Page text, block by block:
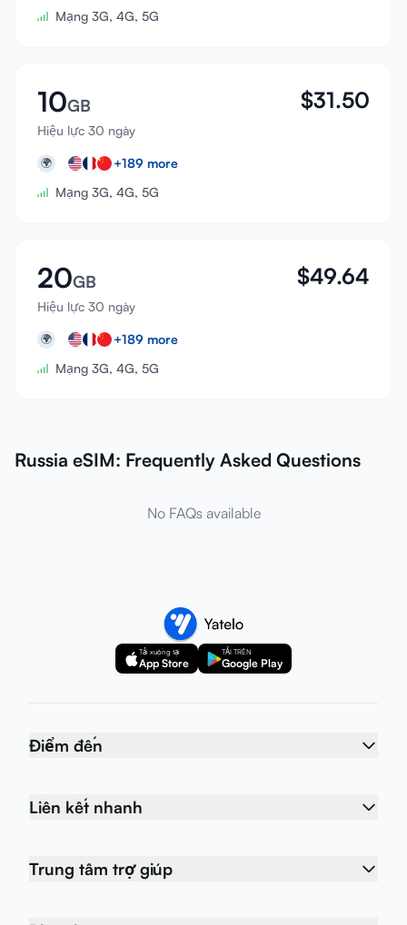
Mạng 3G, 4G, 5G
10GB
Hiệu lực 30 ngày
$31.50
🌍 +189 more
Mạng 3G, 4G, 5G
20GB
Hiệu lực 30 ngày
$49.64
🌍 +189 more
Mạng 3G, 4G, 5G
Russia eSIM: Frequently Asked Questions
No FAQs available
Tải xuống tại
App Store
TẢI TRÊN
Google Play
Điểm đến
Liên kết nhanh
Trung tâm trợ giúp